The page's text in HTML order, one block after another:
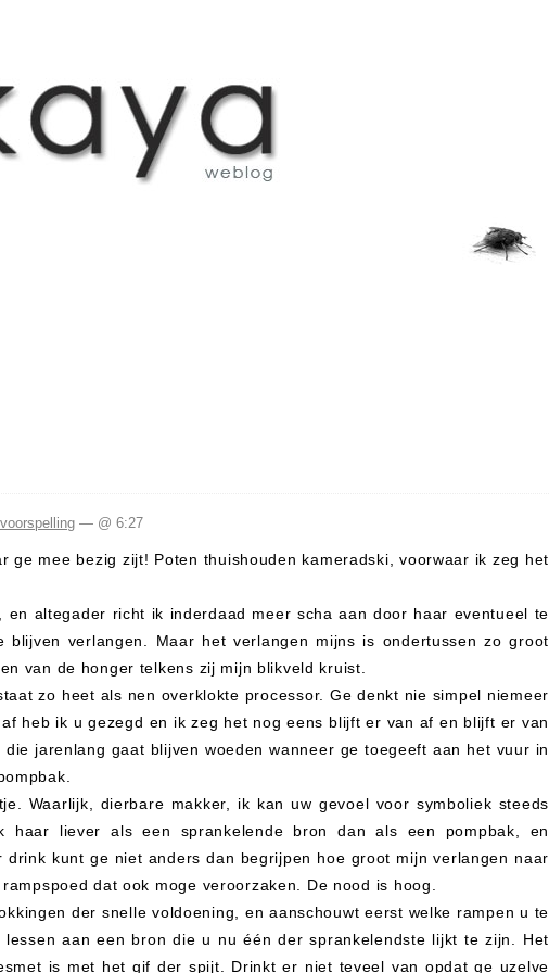
voorspelling — @ 6:27
ge mee bezig zijt! Poten thuishouden kameradski, voorwaar ik zeg het
altegader richt ik inderdaad meer scha aan door haar eventueel te
verlangen. Maar het verlangen mijns is ondertussen zo groot
van de honger telkens zij mijn blikveld kruist.
zo heet als nen overklokte processor. Ge denkt nie simpel niemeer
heb ik u gezegd en ik zeg het nog eens blijft er van af en blijft er van
jarenlang gaat blijven woeden wanneer ge toegeeft aan het vuur in
Waarlijk, dierbare makker, ik kan uw gevoel voor symboliek steeds
haar liever als een sprankelende bron dan als een pompbak, en
kunt ge niet anders dan begrijpen hoe groot mijn verlangen naar
dat ook moge veroorzaken. De nood is hoog.
der snelle voldoening, en aanschouwt eerst welke rampen u te
aan een bron die u nu één der sprankelendste lijkt te zijn. Het
is met het gif der spijt. Drinkt er niet teveel van opdat ge uzelve